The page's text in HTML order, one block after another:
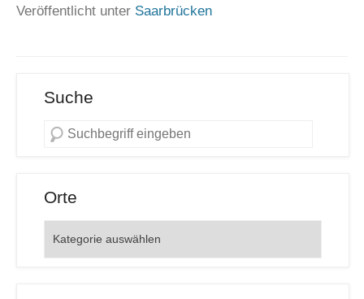
Veröffentlicht unter Saarbrücken
Suche
Orte